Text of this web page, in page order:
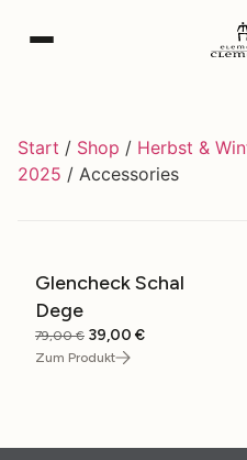
Inhalt
Start / Shop / Herbst &
2025 / Accessories
SALE
Glencheck Schal
Dege
79,00€ Ursprünglicher
Preis
39,00 €Aktueller
Zum Produkt